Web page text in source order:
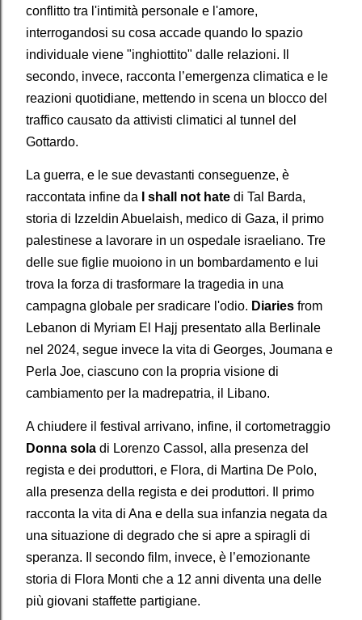
conflitto tra l'intimità personale e l'amore,
interrogandosi su cosa accade quando lo spazio
individuale viene "inghiottito" dalle relazioni. Il
secondo, invece, racconta l’emergenza climatica e le
reazioni quotidiane, mettendo in scena un blocco del
traffico causato da attivisti climatici al tunnel del
Gottardo.
La guerra, e le sue devastanti conseguenze, è
raccontata infine da
I shall not hate di Tal Barda,
storia di Izzeldin Abuelaish, medico di Gaza, il primo
palestinese a lavorare in un ospedale israeliano. Tre
delle sue figlie muoiono in un bombardamento e lui
trova la forza di trasformare la tragedia in una
campagna globale per sradicare l'odio. Diaries from
Lebanon di Myriam El Hajj presentato alla Berlinale
nel 2024, segue invece la vita di Georges, Joumana e
Perla Joe, ciascuno con la propria visione di
cambiamento per la madrepatria, il Libano.
A chiudere il festival arrivano, infine, il cortometraggio
Donna sola di Lorenzo Cassol, alla presenza del
regista e dei produttori, e Flora, di Martina De Polo,
alla presenza della regista e dei produttori. Il primo
racconta la vita di Ana e della sua infanzia negata da
una situazione di degrado che si apre a spiragli di
speranza. Il secondo film, invece, è l’emozionante
storia di Flora Monti che a 12 anni diventa una delle
più giovani staffette partigiane.